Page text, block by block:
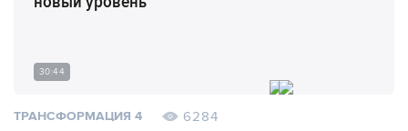
30:44
ТРАНСФОРМАЦИЯ 4 6284